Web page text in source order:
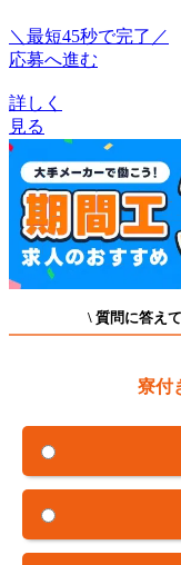
＼最短45秒で完了／
応募へ進む
詳しく
見る
\ 質問に答えて
寮付